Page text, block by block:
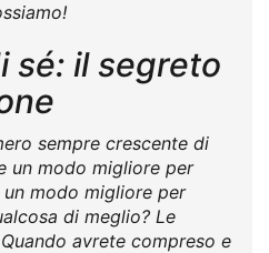
sé: il segreto
sempre crescente di
un modo migliore per
modo migliore per
di meglio? Le
avrete compreso e